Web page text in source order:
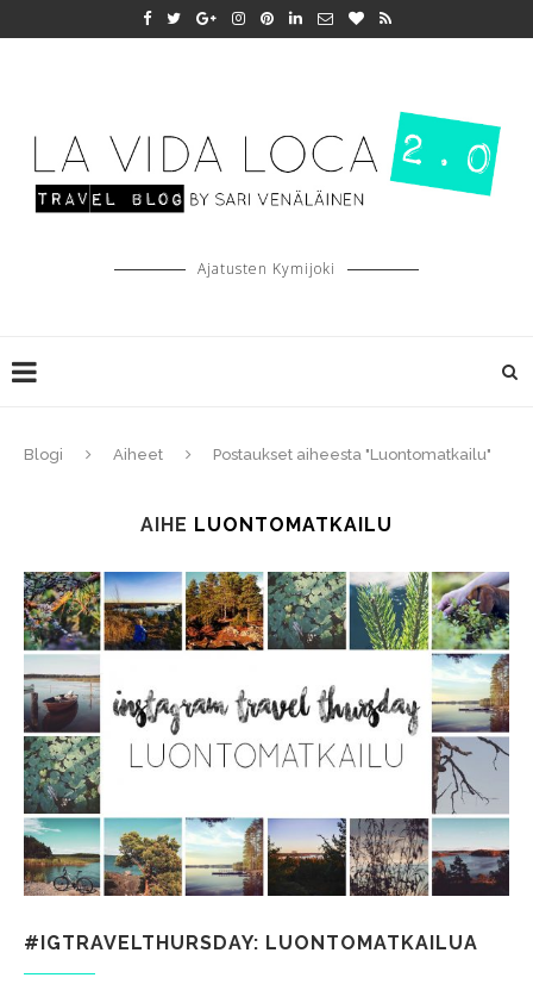
Ajatusten Kymijoki
Blogi Aiheet Postaukset aiheesta "Luontomatkailu"
AIHE LUONTOMATKAILU
#IGTRAVELTHURSDAY: LUONTOMATKAILUA